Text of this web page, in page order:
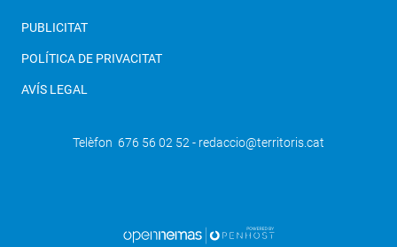
PUBLICITAT
POLÍTICA DE PRIVACITAT
AVÍS LEGAL
Telèfon 676 56 02 52 - redaccio@territoris.cat